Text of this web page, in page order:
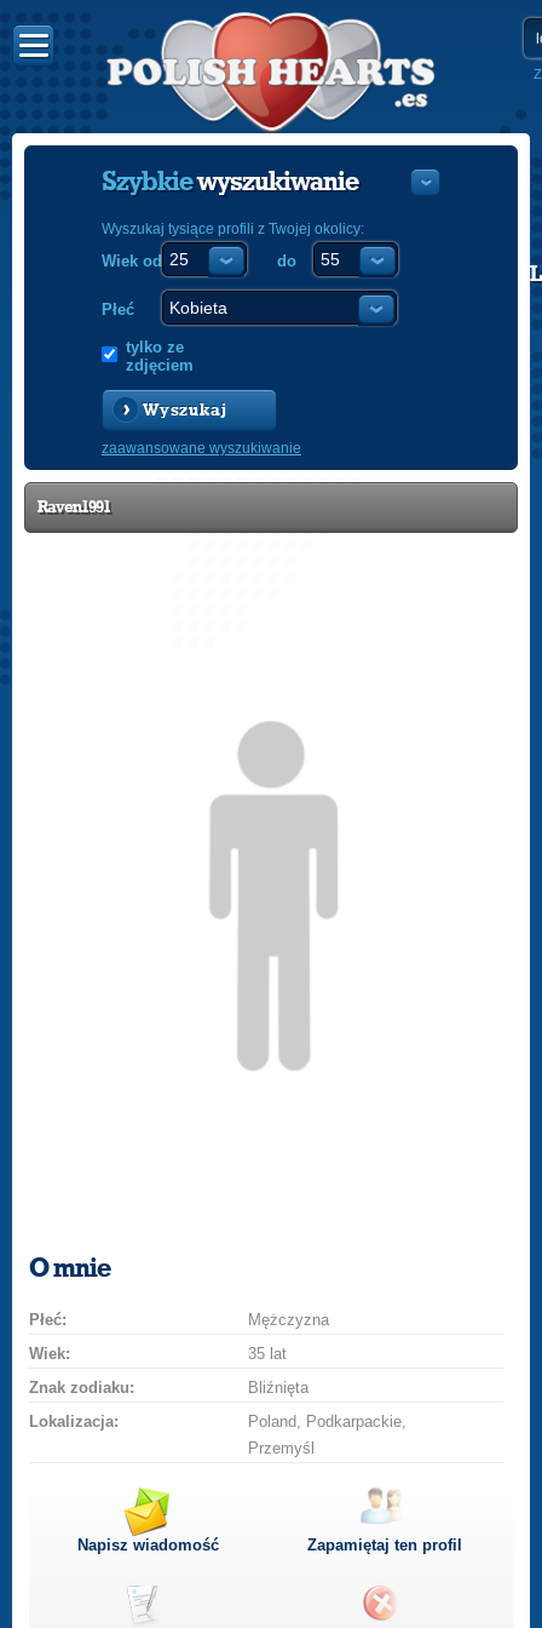
POLISH
Szybkiewyszukiwanie
Wyszukaj tysiące profili z Twojej okolicy:
Wiek od do
Płeć
tylko ze
zdjęciem
Wyszukaj
zaawansowane wyszukiwanie
Raven1991
O mnie
Płeć:
Mężczyzna
Wiek:
35 lat
Znak zodiaku:
Bliźnięta
Lokalizacja:
Poland, Podkarpackie,
Przemyśl
Napisz wiadomość Zapamiętaj ten profil